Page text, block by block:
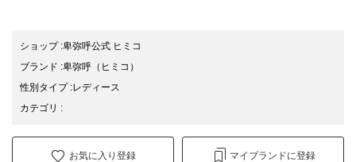
ショップ:卑弥呼公式 ヒミコ
ブランド :卑弥呼 （ヒミコ）
性別タイプ:レディース
カテゴリ :
お気に入り登録 マイブランドに登録